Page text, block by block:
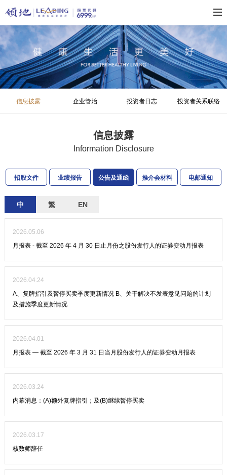
信息披露 企业管治 投资者日志 投资者关系联络
信息披露
Information Disclosure
招股文件 业绩报告 公告及通函 推介会材料 电邮通知
中 繁 EN
2026.05.06
月报表 - 截至 2026 年 4 月 30 日止月份之股份发行人的证券变动月报表
2026.04.24
A、复牌指引及暂停买卖季度更新情况 B、关于解决不发表意见问题的计划
及措施季度更新情况
2026.04.01
月报表 — 截至 2026 年 3 月 31 日当月股份发行人的证券变动月报表
2026.03.24
内幕消息：(A)额外复牌指引；及(B)继续暂停买卖
2026.03.17
核数师辞任